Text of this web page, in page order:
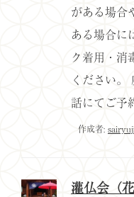
がある場合
ある場合に
ク着用・消
ください。
話にてご
作成者:
灌仏会（